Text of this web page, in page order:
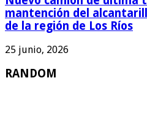
mantención del
de la región de Los Ríos
25 junio, 2026
RANDOM